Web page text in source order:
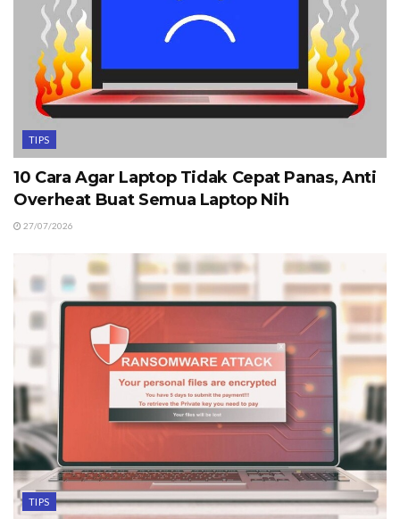
TIPS
10 Cara Agar Laptop Tidak Cepat Panas, Anti
Overheat Buat Semua Laptop Nih
27/07/2026
TIPS